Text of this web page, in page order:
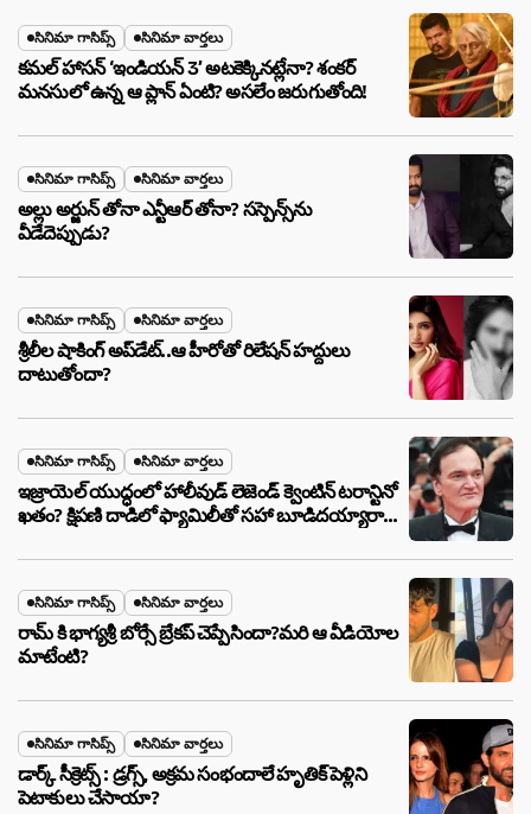
సినిమా గాసిప్స్ సినిమా వార్తలు
కమల్ హాసన్ ‘ఇండియన్ 3’ అటకెక్కినట్లేనా? శంకర్
మనసులో ఉన్న ఆ ప్లాన్ ఏంటి? అసలేం జరుగుతోంది!
సినిమా గాసిప్స్ సినిమా వార్తలు
అల్లు అర్జున్ తోనా ఎన్టీఆర్ తోనా? సస్పెన్స్‌ను
వీడేదెప్పుడు?
సినిమా గాసిప్స్ సినిమా వార్తలు
శ్రీలీల షాకింగ్ అప్‌డేట్..ఆ హీరోతో రిలేషన్ హద్దులు
దాటుతోందా?
సినిమా గాసిప్స్ సినిమా వార్తలు
ఇజ్రాయెల్ యుద్ధంలో హాలీవుడ్ లెజెండ్ క్వెంటిన్ టరాన్టినో
ఖతం? క్షిపణి దాడిలో ఫ్యామిలీతో సహా బూడిదయ్యారా?
సినిమా గాసిప్స్ సినిమా వార్తలు
రామ్ కి భాగ్యశ్రీ బోర్సే బ్రేకప్ చెప్పేసిందా?మరి ఆ వీడియోల
మాటేంటి?
సినిమా గాసిప్స్ సినిమా వార్తలు
డార్క్ సీక్రెట్స్ : డ్రగ్స్, అక్రమ సంభందాలే హృతిక్ పెళ్లిని
పెటాకులు చేసాయా?